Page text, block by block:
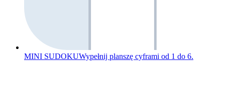
MINI SUDOKUWypełnij planszę cyframi od 1 do 6.